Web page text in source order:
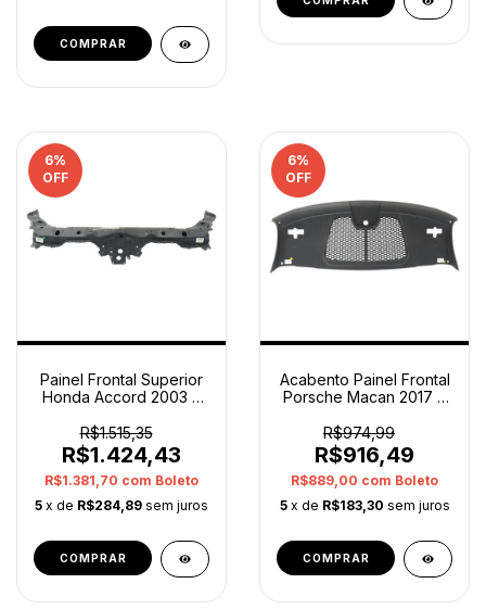
6%
OFF
Painel Frontal Superior
Honda Accord 2003 A
R$1.515,35
R$1.424,43
R$1.381,70 com Boleto
5 x de R$284,89 sem juros
6%
OFF
Acabento Painel Frontal
Porsche Macan 2017 A
R$974,99
R$916,49
R$889,00 com Boleto
5 x de R$183,30 sem juros